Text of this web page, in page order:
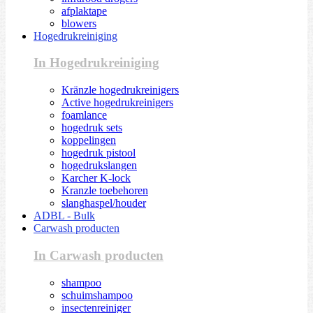
afplaktape
blowers
Hogedrukreiniging
In Hogedrukreiniging
Kränzle hogedrukreinigers
Active hogedrukreinigers
foamlance
hogedruk sets
koppelingen
hogedruk pistool
hogedrukslangen
Karcher K-lock
Kranzle toebehoren
slanghaspel/houder
ADBL - Bulk
Carwash producten
In Carwash producten
shampoo
schuimshampoo
insectenreiniger